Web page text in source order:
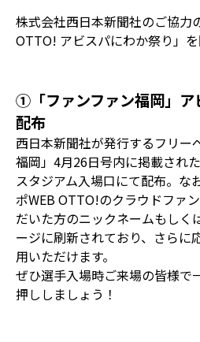
株式会社西日本新聞社のご協力
OTTO! アビスパにわか祭り」を
①「ファンファン福岡」ア
配布
西日本新聞社が発行するフリー
福岡」4月26日号内に掲載され
スタジアム入場口にて配布。な
ポWEB OTTO!のクラウドファ
だいた方のニックネームもしく
ージに刷新されており、さらに
用いただけます。
ぜひ選手入場時ご来場の皆様で
押ししましょう！